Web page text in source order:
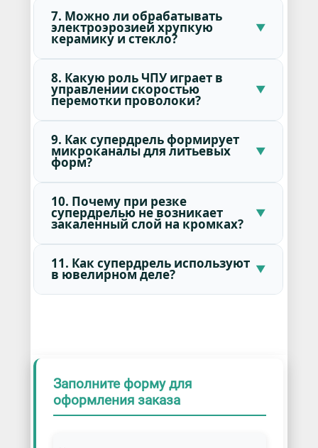
7. Можно ли обрабатывать
электроэрозией хрупкую
керамику и стекло?
8. Какую роль ЧПУ играет в
управлении скоростью
перемотки проволоки?
9. Как супердрель формирует
микроканалы для литьевых
форм?
10. Почему при резке
супердрелью не возникает
закаленный слой на кромках?
11. Как супердрель используют
в ювелирном деле?
Заполните форму для
оформления заказа